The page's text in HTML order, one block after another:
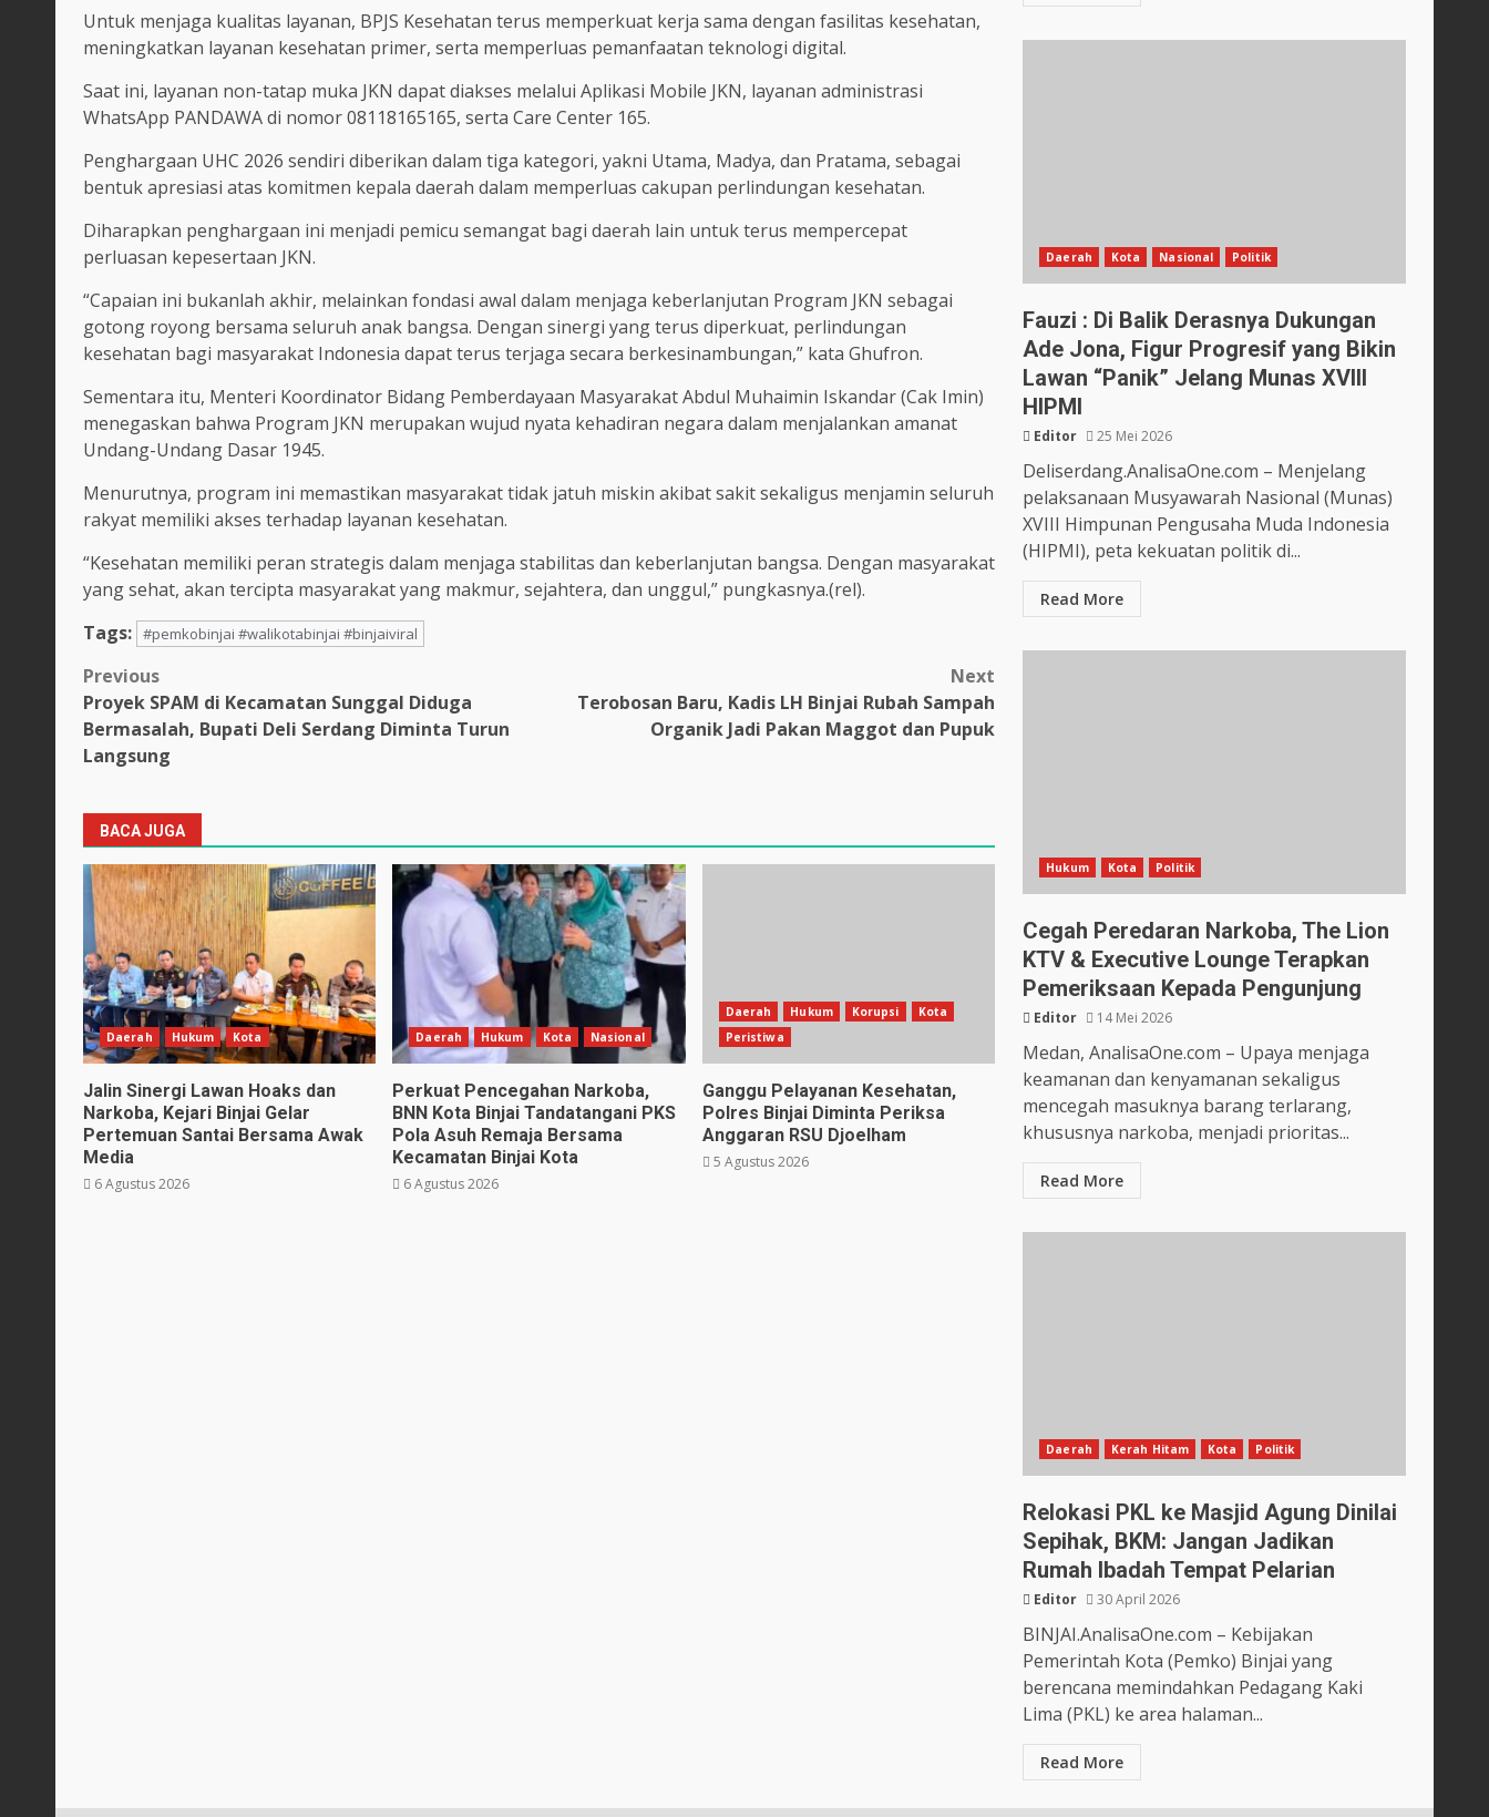
Untuk menjaga kualitas layanan, BPJS Kesehatan terus memperkuat kerja sama dengan fasilitas kesehatan,
meningkatkan layanan kesehatan primer, serta memperluas pemanfaatan teknologi digital.
Saat ini, layanan non-tatap muka JKN dapat diakses melalui Aplikasi Mobile JKN, layanan administrasi
WhatsApp PANDAWA di nomor 08118165165, serta Care Center 165.
Penghargaan UHC 2026 sendiri diberikan dalam tiga kategori, yakni Utama, Madya, dan Pratama, sebagai
bentuk apresiasi atas komitmen kepala daerah dalam memperluas cakupan perlindungan kesehatan.
Diharapkan penghargaan ini menjadi pemicu semangat bagi daerah lain untuk terus mempercepat
perluasan kepesertaan JKN.
“Capaian ini bukanlah akhir, melainkan fondasi awal dalam menjaga keberlanjutan Program JKN sebagai
gotong royong bersama seluruh anak bangsa. Dengan sinergi yang terus diperkuat, perlindungan
kesehatan bagi masyarakat Indonesia dapat terus terjaga secara berkesinambungan,” kata Ghufron.
Sementara itu, Menteri Koordinator Bidang Pemberdayaan Masyarakat Abdul Muhaimin Iskandar (Cak Imin)
menegaskan bahwa Program JKN merupakan wujud nyata kehadiran negara dalam menjalankan amanat
Undang-Undang Dasar 1945.
Menurutnya, program ini memastikan masyarakat tidak jatuh miskin akibat sakit sekaligus menjamin seluruh
rakyat memiliki akses terhadap layanan kesehatan.
“Kesehatan memiliki peran strategis dalam menjaga stabilitas dan keberlanjutan bangsa. Dengan masyarakat
yang sehat, akan tercipta masyarakat yang makmur, sejahtera, dan unggul,” pungkasnya.(rel).
Tags: #pemkobinjai #walikotabinjai #binjaiviral
Post
navigation
Previous
Proyek SPAM di Kecamatan Sunggal Diduga
Bermasalah, Bupati Deli Serdang Diminta Turun
Langsung
Next
Terobosan Baru, Kadis LH Binjai Rubah Sampah
Organik Jadi Pakan Maggot dan Pupuk
BACA JUGA
Daerah Hukum Kota
Jalin Sinergi Lawan Hoaks dan
Narkoba, Kejari Binjai Gelar
Pertemuan Santai Bersama Awak
Media
6 Agustus 2026
Daerah Hukum Kota Nasional
Perkuat Pencegahan Narkoba,
BNN Kota Binjai Tandatangani PKS
Pola Asuh Remaja Bersama
Kecamatan Binjai Kota
6 Agustus 2026
Daerah Hukum Korupsi
Kota
Peristiwa
Ganggu Pelayanan Kesehatan,
Polres Binjai Diminta Periksa
Anggaran RSU Djoelham
5 Agustus 2026
Daerah Kota Nasional Politik
Fauzi : Di Balik Derasnya Dukungan
Ade Jona, Figur Progresif yang Bikin
Lawan “Panik” Jelang Munas XVIII
HIPMI
Editor 25 Mei 2026
Deliserdang.AnalisaOne.com – Menjelang
pelaksanaan Musyawarah Nasional (Munas)
XVIII Himpunan Pengusaha Muda Indonesia
(HIPMI), peta kekuatan politik di...
Read More
Hukum Kota Politik
Cegah Peredaran Narkoba, The Lion
KTV & Executive Lounge Terapkan
Pemeriksaan Kepada Pengunjung
Editor 14 Mei 2026
Medan, AnalisaOne.com – Upaya menjaga
keamanan dan kenyamanan sekaligus
mencegah masuknya barang terlarang,
khususnya narkoba, menjadi prioritas...
Read More
Daerah Kerah Hitam Kota Politik
Relokasi PKL ke Masjid Agung Dinilai
Sepihak, BKM: Jangan Jadikan
Rumah Ibadah Tempat Pelarian
Editor 30 April 2026
BINJAI.AnalisaOne.com – Kebijakan
Pemerintah Kota (Pemko) Binjai yang
berencana memindahkan Pedagang Kaki
Lima (PKL) ke area halaman...
Read More